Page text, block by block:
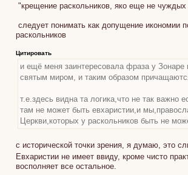
"крещение раскольников, яко еще не
следует понимать как допущение икономии
раскольников
Цитировать
и ещё меня заинтересовала фраза у Зонаре
святым миром, и таким образом
т.е.здесь видна та логика,что не так важно
там не может быть евхаристии,и
Церкви,которых у раскольников быть не
с исторической точки зрения, я думаю, это
Евхаристии не имеет ввиду, кроме чисто
восполняет все остальное.